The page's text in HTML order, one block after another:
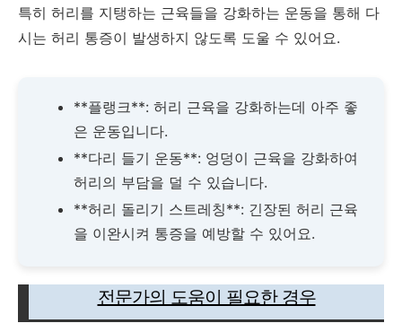
특히 허리를 지탱하는 근육들을 강화하는 운동을 통해 다
시는 허리 통증이 발생하지 않도록 도울 수 있어요.
**플랭크**: 허리 근육을 강화하는데 아주 좋
은 운동입니다.
**다리 들기 운동**: 엉덩이 근육을 강화하여
허리의 부담을 덜 수 있습니다.
**허리 돌리기 스트레칭**: 긴장된 허리 근육
을 이완시켜 통증을 예방할 수 있어요.
전문가의 도움이 필요한 경우